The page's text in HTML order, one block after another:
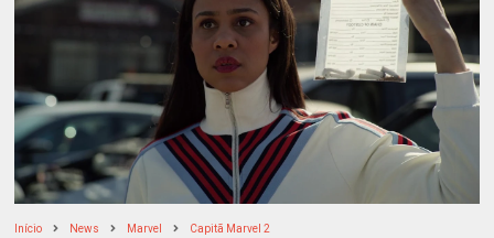
Início News Marvel Capitã Marvel 2